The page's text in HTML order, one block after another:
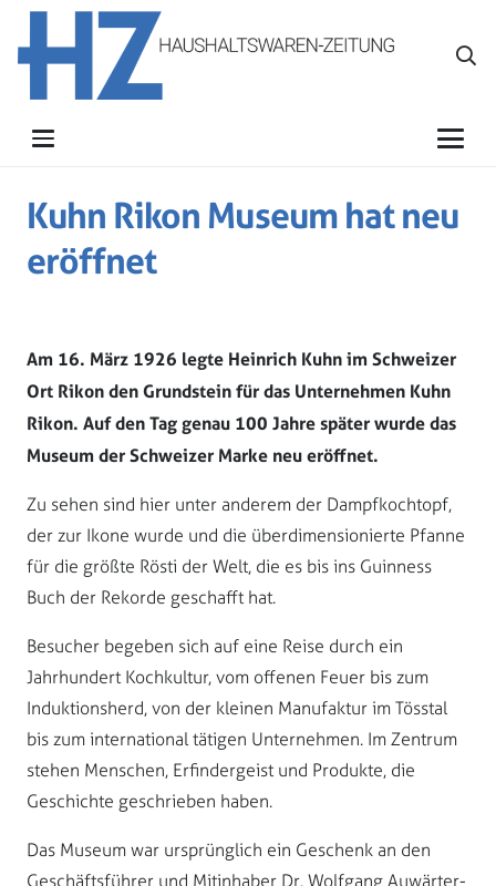
Kuhn Rikon Museum hat neu
eröffnet
Am 16. März 1926 legte Heinrich Kuhn im Schweizer
Ort Rikon den Grundstein für das Unternehmen Kuhn
Rikon. Auf den Tag genau 100 Jahre später wurde das
Museum der Schweizer Marke neu eröffnet.
Zu sehen sind hier unter anderem der Dampfkochtopf,
der zur Ikone wurde und die überdimensionierte Pfanne
für die größte Rösti der Welt, die es bis ins Guinness
Buch der Rekorde geschafft hat.
Besucher begeben sich auf eine Reise durch ein
Jahrhundert Kochkultur, vom offenen Feuer bis zum
Induktionsherd, von der kleinen Manufaktur im Tösstal
bis zum international tätigen Unternehmen. Im Zentrum
stehen Menschen, Erfindergeist und Produkte, die
Geschichte geschrieben haben.
Das Museum war ursprünglich ein Geschenk an den
Geschäftsführer und Mitinhaber Dr. Wolfgang Auwärter-